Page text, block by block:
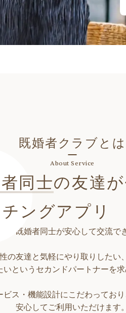
既婚者クラブとは
About Service
同士の友達
ングアプリ
つ既婚者同士が安心して交流で
の友達と気軽にやり取りしたい
というセカンドパートナーを求
ス・機能設計にこだわっており
安心してご利用いただけます。